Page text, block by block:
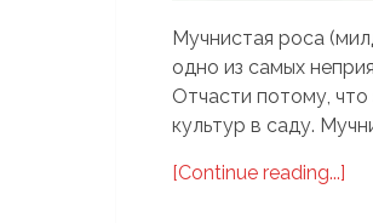
Мучнистая роса
одно из самых
Отчасти потому, что
культур в саду.
[Continue reading...]